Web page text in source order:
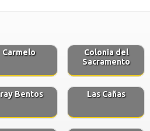
Carmelo
Colonia del
Sacramento
Bentos Las Cañas